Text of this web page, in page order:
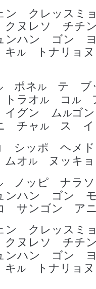
ン クレッスミ
ヌレソ チチ
ンハン ゴン
ル
トナリョ
ポネル
テ ブ
ラオル コ ル
グン ムルゴ
チャ ル
ス イ
シッポ ヘメ
オル
ヌッキ
ノッピ ナラ
ンハン ゴン
サンゴン ア
ン クレッスミ
ヌレソ チチ
ンハン ゴン
ル
トナリョ